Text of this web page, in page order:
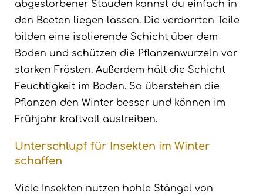
abgestorbener Stauden kannst du einfach in
den Beeten liegen lassen. Die verdorrten Teile
bilden eine isolierende Schicht über dem
Boden und schützen die Pflanzenwurzeln vor
starken Frösten. Außerdem hält die Schicht
Feuchtigkeit im Boden. So überstehen die
Pflanzen den Winter besser und können im
Frühjahr kraftvoll austreiben.
Unterschlupf für Insekten im Winter
schaffen
Viele Insekten nutzen hohle Stängel von